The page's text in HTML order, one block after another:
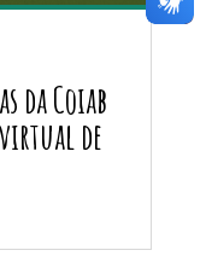
da Coiab
de